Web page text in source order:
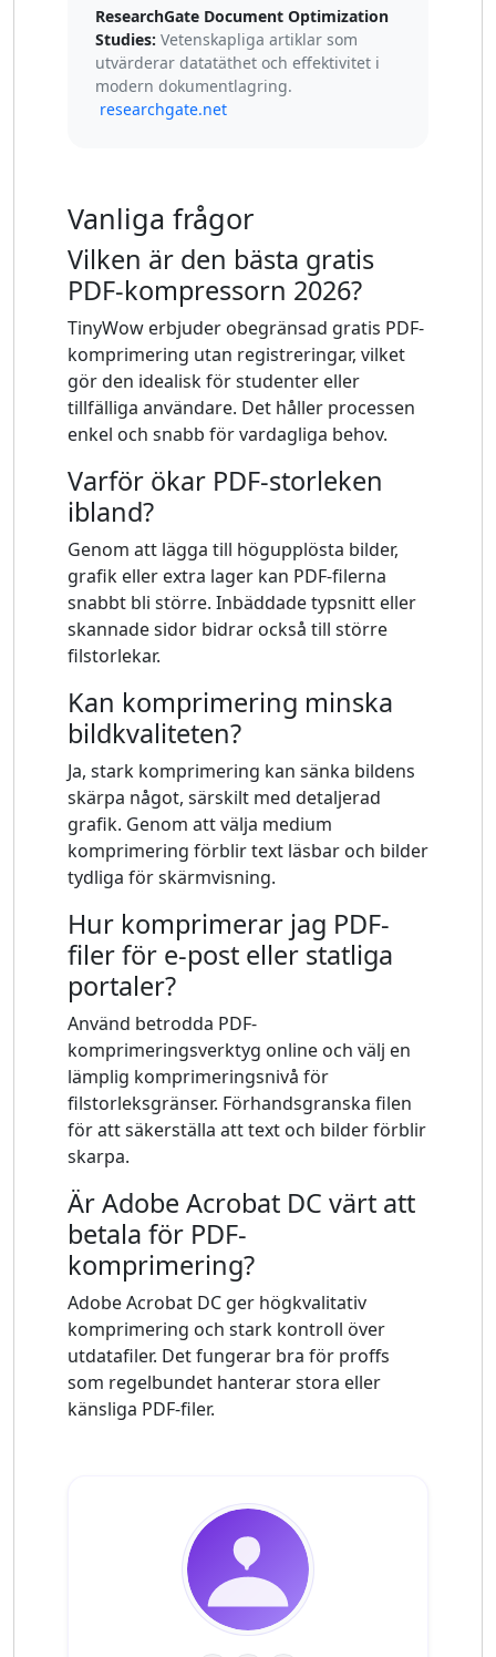
ResearchGate Document Optimization
Studies: Vetenskapliga artiklar som
utvärderar datatäthet och effektivitet i
modern dokumentlagring.
researchgate.net
Vanliga frågor
Vilken är den bästa gratis
PDF-kompressorn 2026?
TinyWow erbjuder obegränsad gratis PDF-
komprimering utan registreringar, vilket
gör den idealisk för studenter eller
tillfälliga användare. Det håller processen
enkel och snabb för vardagliga behov.
Varför ökar PDF-storleken
ibland?
Genom att lägga till högupplösta bilder,
grafik eller extra lager kan PDF-filerna
snabbt bli större. Inbäddade typsnitt eller
skannade sidor bidrar också till större
filstorlekar.
Kan komprimering minska
bildkvaliteten?
Ja, stark komprimering kan sänka bildens
skärpa något, särskilt med detaljerad
grafik. Genom att välja medium
komprimering förblir text läsbar och bilder
tydliga för skärmvisning.
Hur komprimerar jag PDF-
filer för e-post eller statliga
portaler?
Använd betrodda PDF-
komprimeringsverktyg online och välj en
lämplig komprimeringsnivå för
filstorleksgränser. Förhandsgranska filen
för att säkerställa att text och bilder förblir
skarpa.
Är Adobe Acrobat DC värt att
betala för PDF-
komprimering?
Adobe Acrobat DC ger högkvalitativ
komprimering och stark kontroll över
utdatafiler. Det fungerar bra för proffs
som regelbundet hanterar stora eller
känsliga PDF-filer.